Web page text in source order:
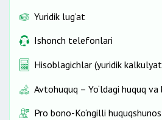
Yuridik lug‘at
Ishonch telefonlari
Hisoblagichlar (yuridik
Avtohuquq – Yo‘ldagi huquq
Pro bono-Ko‘ngilli huquqshunos